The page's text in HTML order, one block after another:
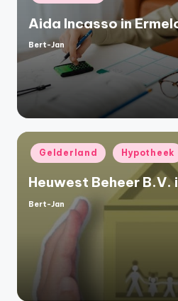
Aida Incasso in
Geplaatst
door
Bert-Jan
Geplaatst
in
Gelderland Hypotheek
Heuwest Beheer B.V.
Geplaatst
Bert-Jan